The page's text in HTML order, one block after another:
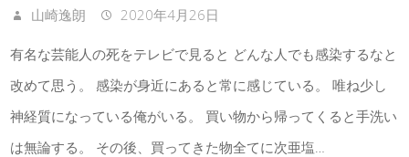
山崎逸朗 2020年4月26日
有名な芸能人の死をテレビで見ると どんな人でも感染するなと
改めて思う。 感染が身近にあると常に感じている。 唯ね少し
神経質になっている俺がいる。 買い物から帰ってくると手洗い
は無論する。 その後、買ってきた物全てに次亜塩…